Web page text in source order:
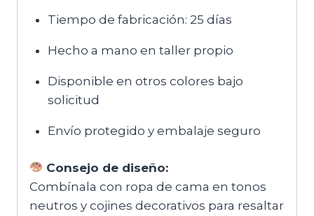
Tiempo de fabricación: 25 días
Hecho a mano en taller propio
Disponible en otros colores bajo
solicitud
Envío protegido y embalaje seguro
Consejo de diseño:
Combínala con ropa de cama en tonos
neutros y cojines decorativos para resaltar